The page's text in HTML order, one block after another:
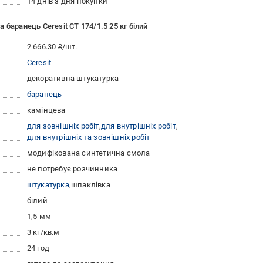
баранець Ceresit CT 174/1.5 25 кг білий
2 666.30 ₴/шт.
Ceresit
декоративна штукатурка
баранець
камінцева
для зовнішніх робіт для внутрішніх робіт
для внутрішніх та зовнішніх робіт
модифікована синтетична смола
не потребує розчинника
штукатурка шпаклівка
білий
1,5 мм
3 кг/кв.м
24 год